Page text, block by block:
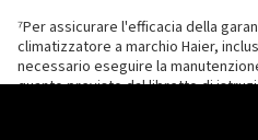
⁷Per assicurare l'efficacia della
climatizzatore a marchio Haier,
necessario eseguire la
quanto previsto dal libretto di